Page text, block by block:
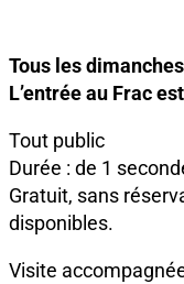
Tous les
L’entrée au Frac
Tout public
Durée : de 1
Gratuit, sans
disponibles.
Visite